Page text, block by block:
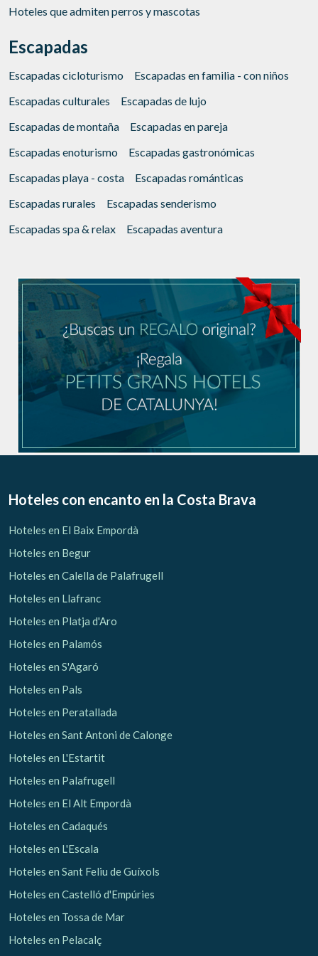
Hoteles que admiten perros y mascotas
Escapadas
Escapadas cicloturismo
Escapadas en familia - con niños
Escapadas culturales
Escapadas de lujo
Escapadas de montaña
Escapadas en pareja
Escapadas enoturismo
Escapadas gastronómicas
Escapadas playa - costa
Escapadas románticas
Escapadas rurales
Escapadas senderismo
Escapadas spa & relax
Escapadas aventura
Hoteles con encanto en la Costa Brava
Hoteles en El Baix Empordà
Hoteles en Begur
Hoteles en Calella de Palafrugell
Hoteles en Llafranc
Hoteles en Platja d'Aro
Hoteles en Palamós
Hoteles en S'Agaró
Hoteles en Pals
Hoteles en Peratallada
Hoteles en Sant Antoni de Calonge
Hoteles en L'Estartit
Hoteles en Palafrugell
Hoteles en El Alt Empordà
Hoteles en Cadaqués
Hoteles en L'Escala
Hoteles en Sant Feliu de Guíxols
Hoteles en Castelló d'Empúries
Hoteles en Tossa de Mar
Hoteles en Pelacalç
Marketing y publicidad
Estas cookies son utilizadas para almacenar información
sobre las preferencias y elecciones personales del usuario
navegación. Gracias a ellas, podemos conocer los hábitos
relacionada con el perfil de navegación del usuario.